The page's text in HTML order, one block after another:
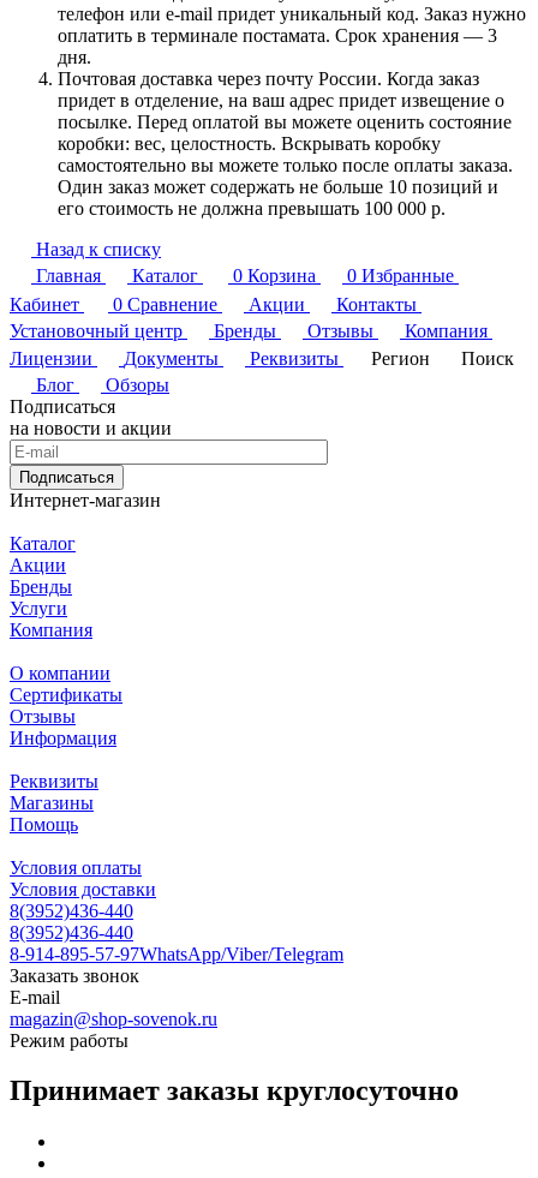
телефон или e-mail придет уникальный код. Заказ нужно
оплатить в терминале постамата. Срок хранения — 3
дня.
Почтовая доставка через почту России. Когда заказ
придет в отделение, на ваш адрес придет извещение о
посылке. Перед оплатой вы можете оценить состояние
коробки: вес, целостность. Вскрывать коробку
самостоятельно вы можете только после оплаты заказа.
Один заказ может содержать не больше 10 позиций и
его стоимость не должна превышать 100 000 р.
Назад к списку
Главная
Каталог 0 Корзина 0 Избранные
Кабинет
0 Сравнение Акции
Контакты
Установочный центр
Бренды Отзывы
Компания
Лицензии
Документы Реквизиты Регион
Поиск
Блог
Обзоры
Подписаться
на новости и акции
Подписаться
Интернет-магазин
Каталог
Акции
Бренды
Услуги
Компания
О компании
Сертификаты
Отзывы
Информация
Реквизиты
Магазины
Помощь
Условия оплаты
Условия доставки
8(3952)436-440
8(3952)436-440
8-914-895-57-97WhatsApp/Viber/Telegram
Заказать звонок
E-mail
magazin@shop-sovenok.ru
Режим работы
Принимает заказы круглосуточно